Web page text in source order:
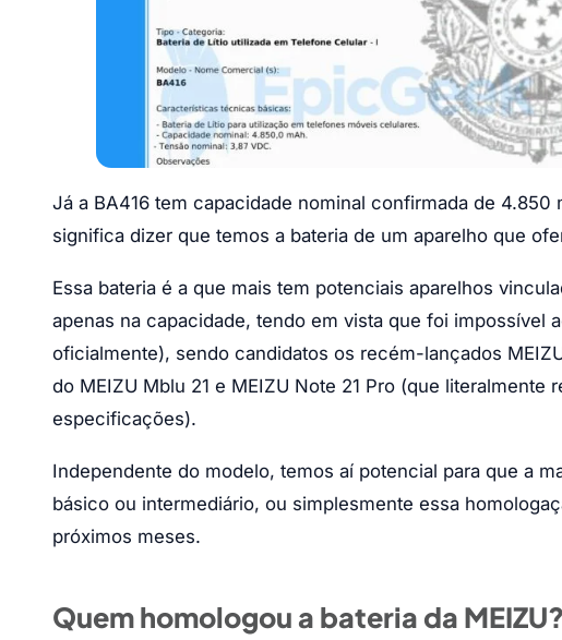
Já a BA416 tem capacidade nominal confirmada de
significa dizer que temos a bateria de um aparelho que
Essa bateria é a que mais tem potenciais aparelhos
apenas na capacidade, tendo em vista que foi impossível
oficialmente), sendo candidatos os recém-lançados
do MEIZU Mblu 21 e MEIZU Note 21 Pro (que
especificações).
Independente do modelo, temos aí potencial para que a
básico ou intermediário, ou simplesmente essa
próximos meses.
Quem homologou a bateria da MEIZU?